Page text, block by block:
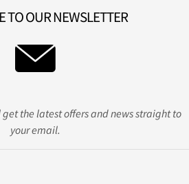
TO OUR NEWSLETTER
the latest offers and news straight to
your email.